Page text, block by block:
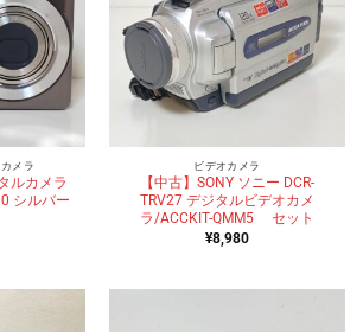
メラ
ルカメラ
シルバー
ビデオカメラ
【中古】SONY ソニー DCR-
TRV27 デジタルビデオカメ
ラ/ACCKIT-QMM5 セット
¥8,980